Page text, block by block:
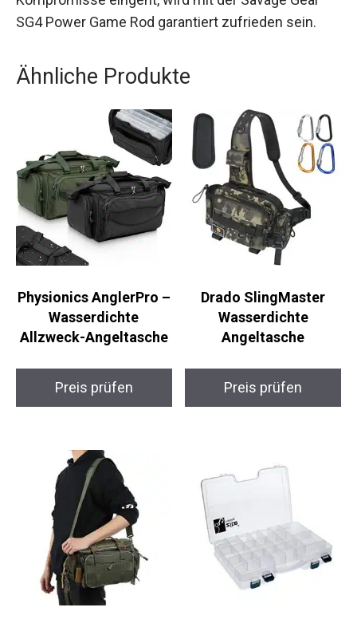
Langlebigkeit. Wer auf der Suche nach einer
vielseitigen und leistungsstarken Rute ist, die
Gear SG4 Power Game Rod garantiert zufrieden
Ähnliche Produkte
Physionics AnglerPro
– Wasserdichte
Allzweck-Angeltasche
Preis prüfen
Drado SlingMaster
Wasserdichte
Angeltasche